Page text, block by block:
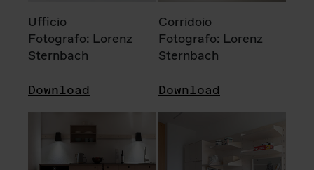
Ufficio
Fotografo: Lorenz
Sternbach
Download
Corridoio
Fotografo: Lorenz
Sternbach
Download